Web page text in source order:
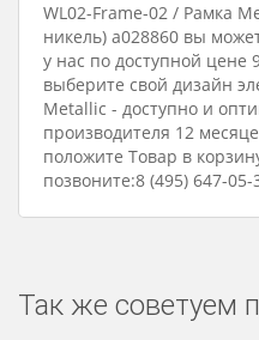
WL02-Frame-02 / Рамка
никель) a028860 вы
у нас по доступной цене
выберите свой дизайн
Metallic - доступно и
производителя 12
положите Товар в
позвоните:8 (495) 647-05-
Так же советуем